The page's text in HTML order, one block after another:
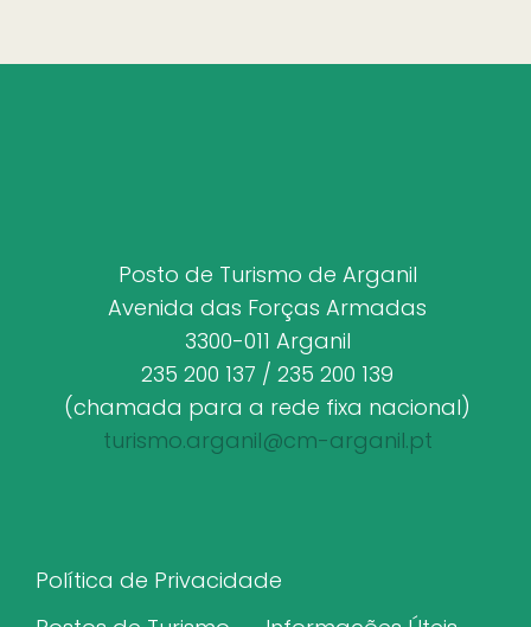
Posto de Turismo de Arganil
Avenida das Forças Armadas
3300-011 Arganil
235 200 137 / 235 200 139
(chamada para a rede fixa nacional)
turismo.arganil@cm-arganil.pt
Política de Privacidade